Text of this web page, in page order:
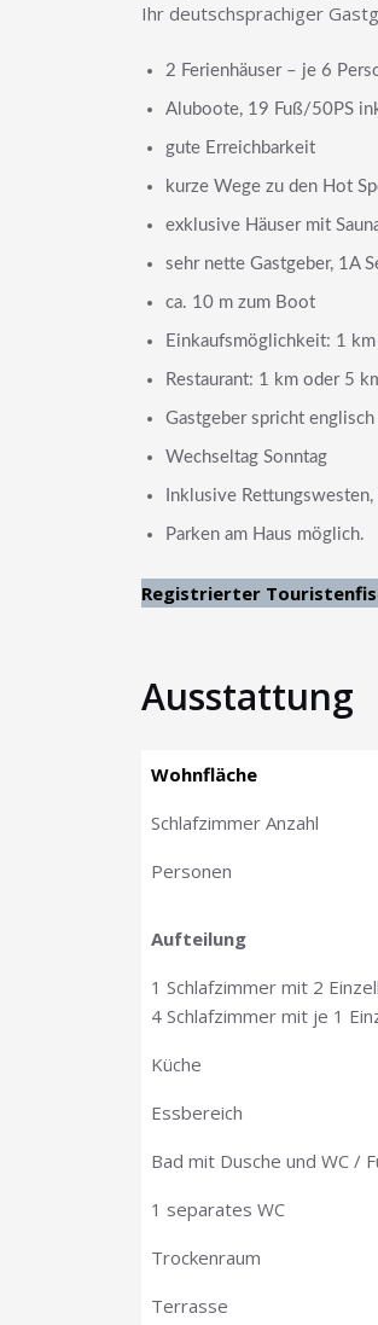
Ihr deutschsprachiger
2 Ferienhäuser – je 6
Aluboote, 19 Fuß/50PS
gute Erreichbarkeit
kurze Wege zu den Hot
exklusive Häuser mit
sehr nette Gastgeber, 1A
ca. 10 m zum Boot
Einkaufsmöglichkeit: 1
Restaurant: 1 km oder 5
Gastgeber spricht
Wechseltag Sonntag
Inklusive
Parken am Haus möglich.
Registrierter
Ausstattung
Wohnfläche
Schlafzimmer Anzahl
Personen
Aufteilung
1 Schlafzimmer mit 2
4 Schlafzimmer mit je 1
Küche
Essbereich
Bad mit Dusche und WC /
1 separates WC
Trockenraum
Terrasse